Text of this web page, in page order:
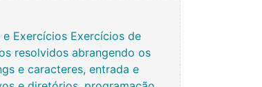
Exercícios Exercícios de
resolvidos abrangendo os
e caracteres, entrada e